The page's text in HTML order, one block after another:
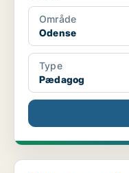
Område
Odense
Type
Pædagog
Vuggestuepædagog/